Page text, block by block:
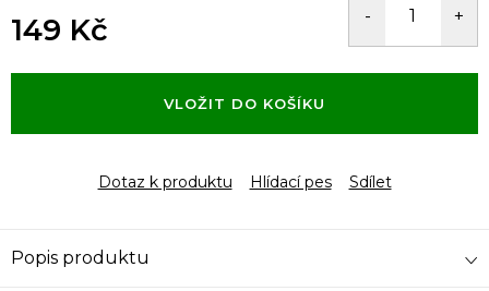
149 Kč
cena:
VLOŽIT DO KOŠÍKU
Dotaz k produktu Hlídací pes Sdílet
Popis produktu